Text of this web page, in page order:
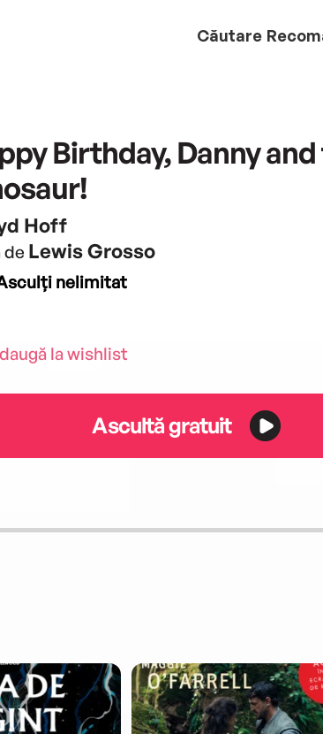
Căutare
Birthday, Danny
Hoff
Lewis Grosso
nelimitat
la wishlist
Ascultă gratuit